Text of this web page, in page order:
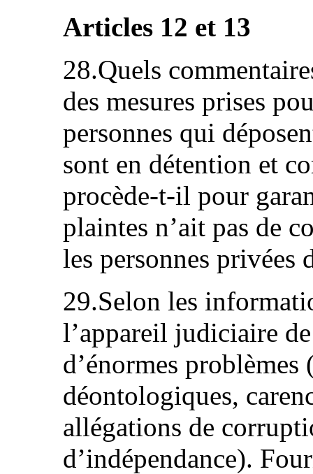
Articles 12 et 13
28.Quels
des mesures prises
personnes qui
sont en détention et
procède‑t‑il pour
plaintes n’ait pas de
les personnes privées
29.Selon les
l’appareil judiciaire
d’énormes problèmes
déontologiques,
allégations de
d’indépendance).